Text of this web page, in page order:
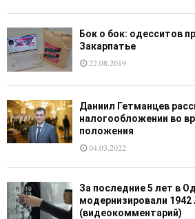
Бок о бок: одесситов
Закарпатье
22.08.2019
Даниил Гетманцев
налогообложении во
положения
04.03.2022
За последние 5 лет в
модернизировали 1942
(видеокомментарий)